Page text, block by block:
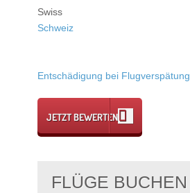
Swiss
Schweiz
Entschädigung bei Flugverspätung
JETZT BEWERTEN
FLÜGE BUCHEN